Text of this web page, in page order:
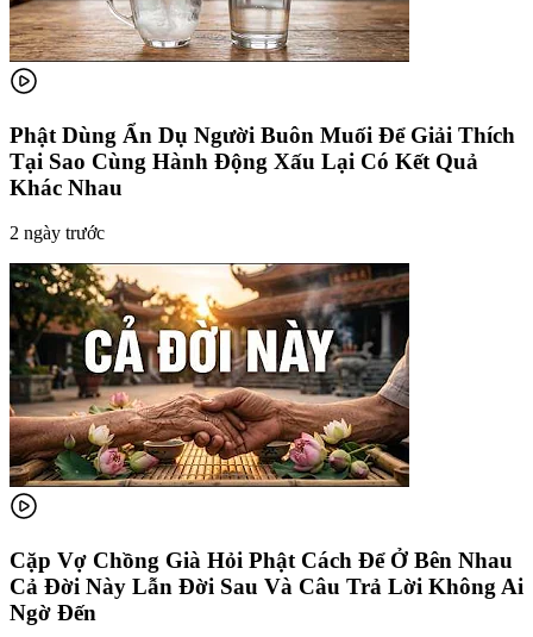
Phật Dùng Ẩn Dụ Người Buôn Muối Để Giải Thích
Tại Sao Cùng Hành Động Xấu Lại Có Kết Quả
Khác Nhau
2 ngày trước
Cặp Vợ Chồng Già Hỏi Phật Cách Để Ở Bên Nhau
Cả Đời Này Lẫn Đời Sau Và Câu Trả Lời Không Ai
Ngờ Đến